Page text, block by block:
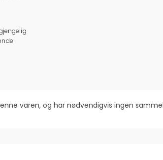
varen, og har nødvendigvis ingen